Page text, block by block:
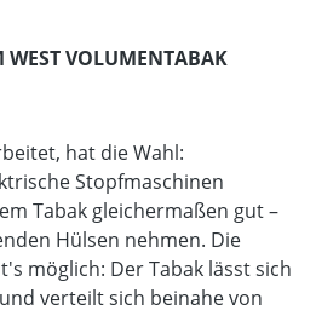
WEST VOLUMENTABAK
hat die Wahl:
Stopfmaschinen
Tabak gleichermaßen gut –
Hülsen nehmen. Die
möglich: Der Tabak lässt sich
verteilt sich beinahe von